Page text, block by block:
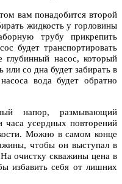
вам понадобится второй
жидкость у горловины
трубу прикрепить
будет транспортировать
глубинный насос, который
со дна будет забирать в
вода будет обратно
напор, размывающий
часа усердных повторений
Можно в самом конце
чтобы он выступал в
На очистку скважины цена в
избавить себя от лишних